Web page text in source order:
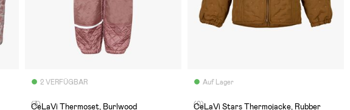
2 VERFÜGBAR
(3)
CeLaVi Thermoset, Burlwood
Auf Lager
(0)
CeLaVi Stars Thermojacke, Rubber